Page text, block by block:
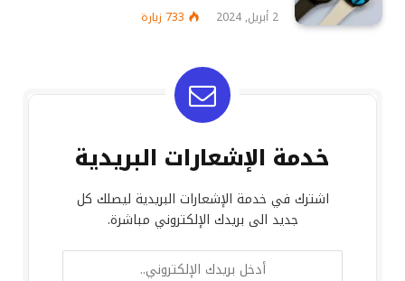
2 أبريل, 2024 733 زيارة
خدمة الإشعارات البريدية
اشترك في خدمة الإشعارات البريدية ليصلك كل
جديد الى بريدك الإلكتروني مباشرة.